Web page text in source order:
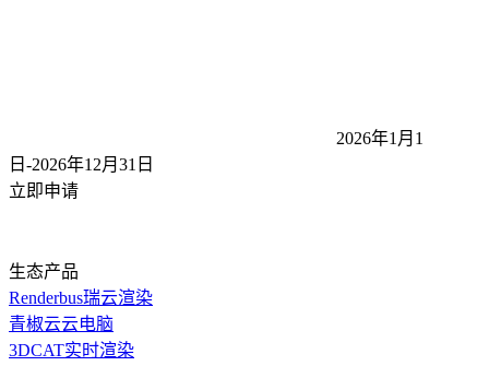
2026年1月1
日-2026年12月31 日
立即申请
生态产品
Renderbus瑞云渲染
青椒云云电脑
3DCAT实时渲染